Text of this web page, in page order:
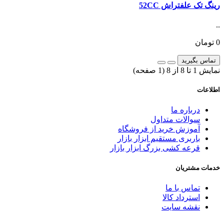
رینگ تک علفتراش 52CC
..
0 تومان
تماس بگیرید
نمايش 1 تا 8 از 8 (1 صفحه)
اطلاعات
درباره ما
سوالات متداول
آموزش خرید از فروشگاه
باربری مستقیم ابزار بازار
قرعه کشی بزرگ ابزار بازار
خدمات مشتریان
تماس با ما
استرداد کالا
نقشه سایت